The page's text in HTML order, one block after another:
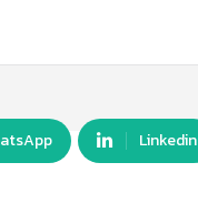
Linkedin